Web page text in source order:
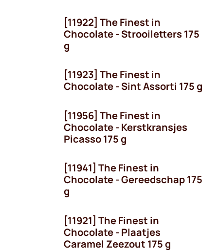
[11922] The Finest in
Chocolate - Strooiletters 175
g
[11923] The Finest in
Chocolate - Sint Assorti 175 g
[11956] The Finest in
Chocolate - Kerstkransjes
Picasso 175 g
[11941] The Finest in
Chocolate - Gereedschap 175
g
[11921] The Finest in
Chocolate - Plaatjes
Caramel Zeezout 175 g